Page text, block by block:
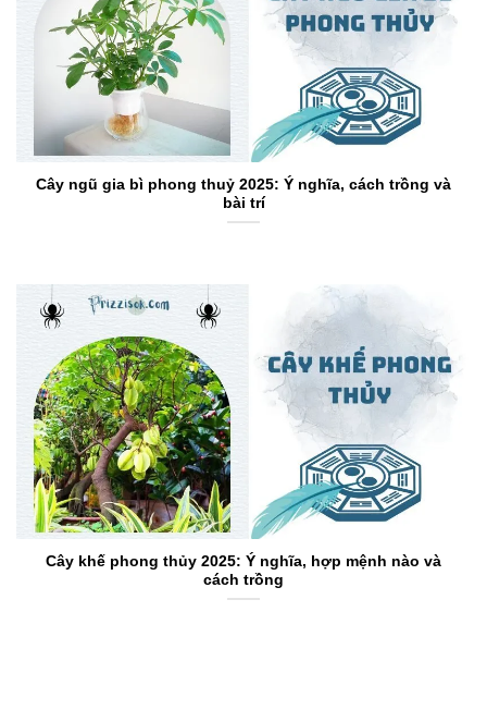
Cây ngũ gia bì phong thuỷ 2025: Ý nghĩa, cách trồng và
bài trí
Cây khế phong thủy 2025: Ý nghĩa, hợp mệnh nào và
cách trồng